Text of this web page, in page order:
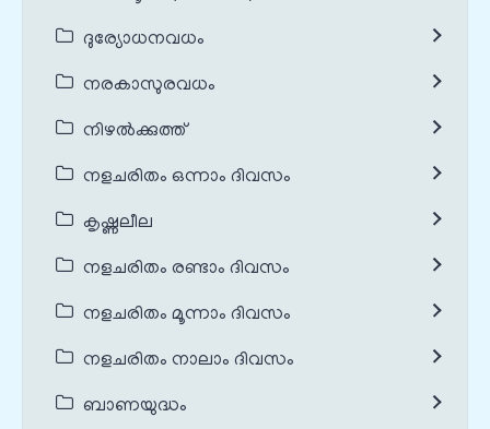
ദുര്യോധനവധം
നരകാസുരവധം
നിഴൽക്കുത്ത്
നളചരിതം ഒന്നാം ദിവസം
കൃഷ്ണലീല
നളചരിതം രണ്ടാം ദിവസം
നളചരിതം മൂന്നാം ദിവസം
നളചരിതം നാലാം ദിവസം
ബാണയുദ്ധം